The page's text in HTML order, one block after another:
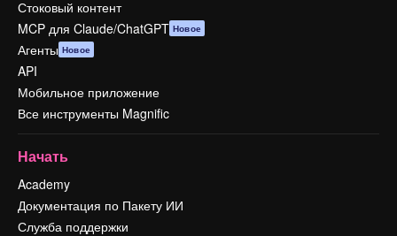
Стоковый контент
MCP для Claude/ChatGPT Новое
Агенты Новое
API
Мобильное приложение
Все инструменты Magnific
Начать
Academy
Документация по Пакету ИИ
Служба поддержки